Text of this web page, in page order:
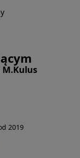
M.Kulus
2019